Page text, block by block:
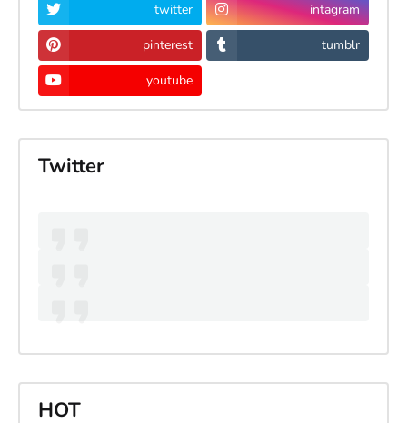
twitter intagram
pinterest tumblr
youtube
Twitter
HOT